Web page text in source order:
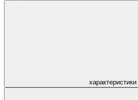
характеристики